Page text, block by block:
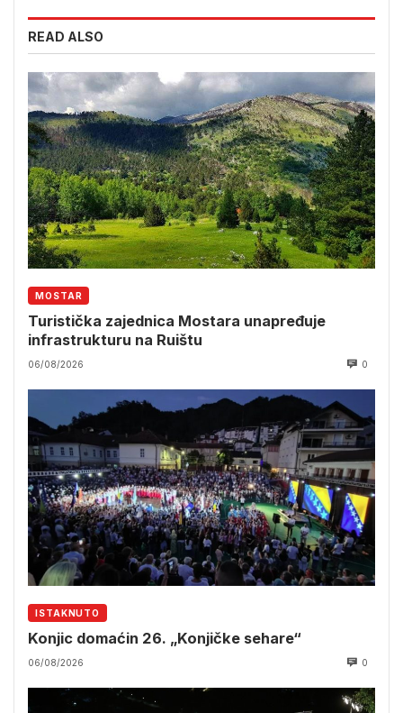
READ ALSO
MOSTAR
Turistička zajednica Mostara unapređuje
infrastrukturu na Ruištu
06/08/2026 0
ISTAKNUTO
Konjic domaćin 26. „Konjičke sehare“
06/08/2026 0